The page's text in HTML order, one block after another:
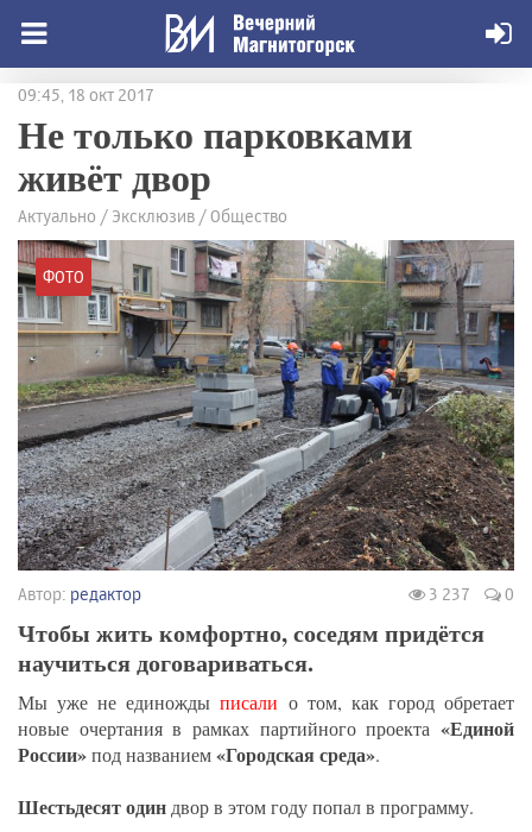
09:45, 18 окт 2017
Не только парковками
живёт двор
Актуально / Эксклюзив / Общество
ФОТО
Автор: редактор 3 237 0
Чтобы жить комфортно, соседям придётся
научиться договариваться.
Мы уже не единождыписали о том, как город обретает
новые очертания в рамках партийного проекта «Единой
России»под названием«Городская среда».
Шестьдесят одиндвор в этом году попал в программу.